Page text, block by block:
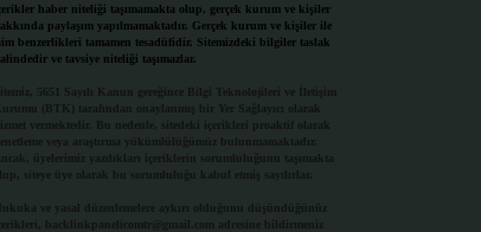
haber niteliği taşımamakta olup, gerçek kurum ve kişiler
paylaşım yapılmamaktadır. Gerçek kurum ve kişiler ile
benzerlikleri tamamen tesadüfidir. Sitemizdeki bilgiler taslak
ve tavsiye niteliği taşımazlar.
5651 Sayılı Kanun gereğince Bilgi Teknolojileri ve İletişim
(BTK) tarafından onaylanmış bir Yer Sağlayıcı olarak
vermektedir. Bu nedenle, sitedeki içerikleri proaktif olarak
veya araştırma yükümlülüğümüz bulunmamaktadır.
üyelerimiz yazdıkları içeriklerin sorumluluğunu taşımakta
olup, siteye üye olarak bu sorumluluğu kabul etmiş sayılırlar.
ve yasal düzenlemelere aykırı olduğunu düşündüğünüz
backlinkpanelicomtr@gmail.com adresine bildirmeniz